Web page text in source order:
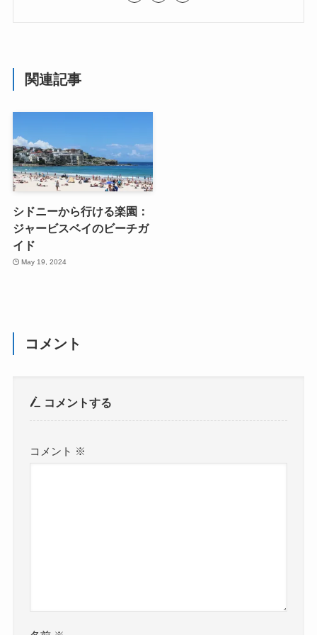
関連記事
シドニーから行ける楽園：
ジャービスベイのビーチガ
イド
May 19, 2024
コメント
コメントする
コメント ※